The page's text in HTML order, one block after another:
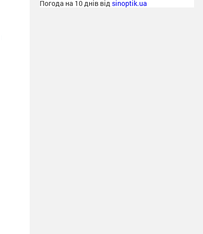
Погода на 10 днів від sinoptik.ua